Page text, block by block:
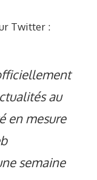
Twitter :
au
en mesure
semaine